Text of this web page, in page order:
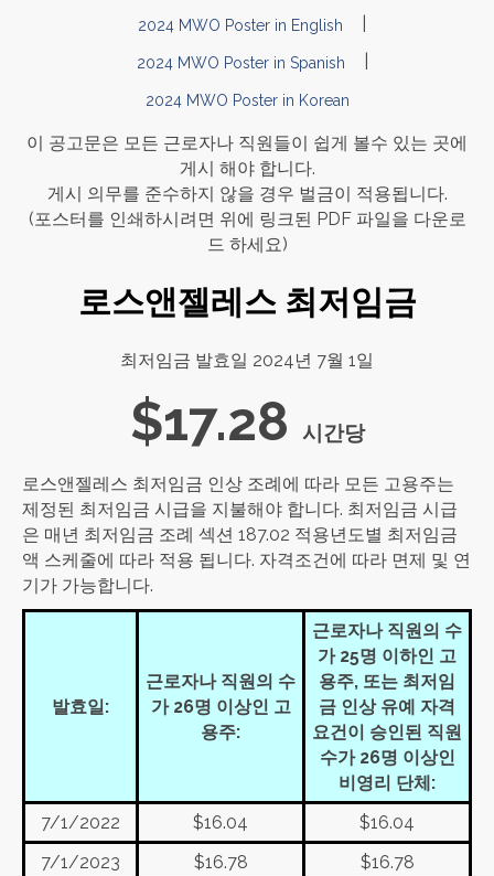
2024 MWO Poster in English
2024 MWO Poster in Spanish
2024 MWO Poster in Korean
이 공고문은 모든 근로자나 직원들이 쉽게 볼수 있는 곳에
게시 해야 합니다.
게시 의무를 준수하지 않을 경우 벌금이 적용됩니다.
(포스터를 인쇄하시려면 위에 링크된 PDF 파일을 다운로
드 하세요)
로스앤젤레스 최저임금
최저임금 발효일 2024년 7월 1일
$17.28 시간당
로스앤젤레스 최저임금 인상 조례에 따라 모든 고용주는
제정된 최저임금 시급을 지불해야 합니다. 최저임금 시급
은 매년 최저임금 조례 섹션 187.02 적용년도별 최저임금
액 스케줄에 따라 적용 됩니다. 자격조건에 따라 면제 및 연
기가 가능합니다.
발효일:
근로자나 직원의 수
가 26명 이상인 고
용주:
근로자나 직원의 수
가 25명 이하인 고
용주, 또는 최저임
금 인상 유예 자격
요건이 승인된 직원
수가 26명 이상인
비영리 단체:
7/1/2022
$16.04
$16.04
7/1/2023
$16.78 $16.78